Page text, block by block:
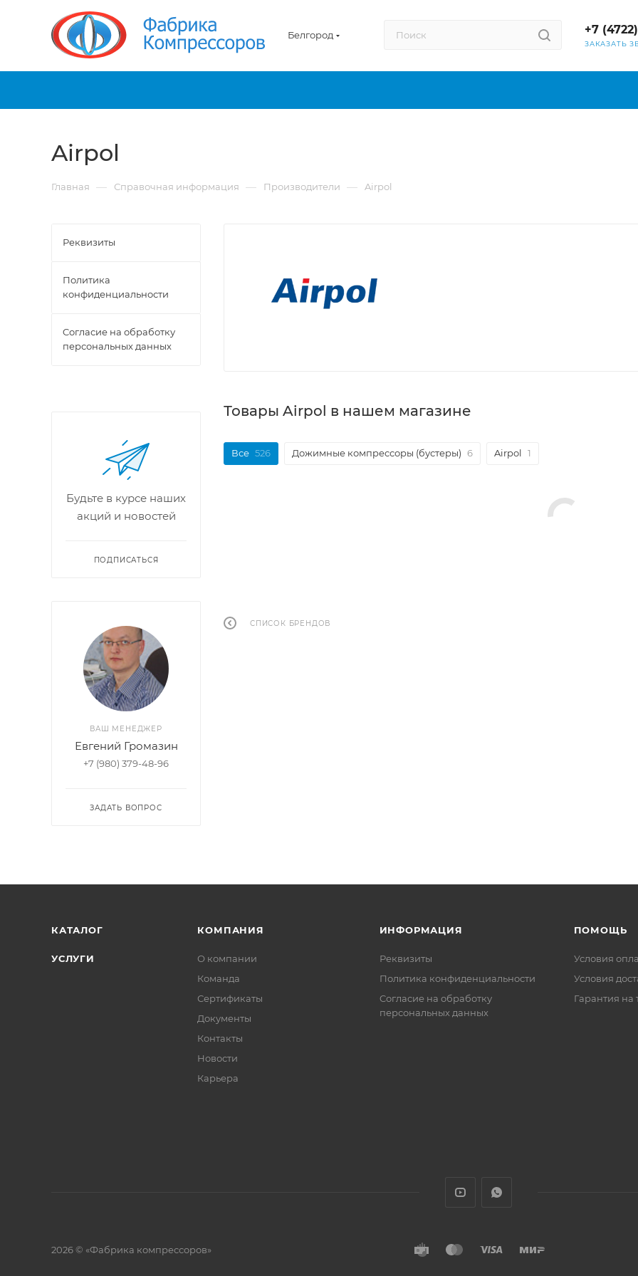
Белгород +7
ЗАКАЗАТЬ
Airpol
Главная — Справочная информация — Производители — Airpol
Товары Airpol в нашем магазине
Все 526 Дожимные компрессоры (бустеры) 6 Airpol 1
СПИСОК БРЕНДОВ
Реквизиты
Политика
конфиденциальности
Cогласие на обработку
персональных данных
Будьте в курсе наших
акций и новостей
ПОДПИСАТЬСЯ
ВАШ МЕНЕДЖЕР
Евгений Громазин
+7 (980) 379-48-96
ЗАДАТЬ ВОПРОС
КАТАЛОГ
УСЛУГИ
КОМПАНИЯ
О компании
Команда
Сертификаты
Документы
Контакты
Новости
Карьера
ИНФОРМАЦИЯ
Реквизиты
Политика конфиденциальности
Cогласие на обработку
персональных данных
ПОМОЩЬ
Условия
Условия
Гарантия на
2026 © «Фабрика компрессоров»